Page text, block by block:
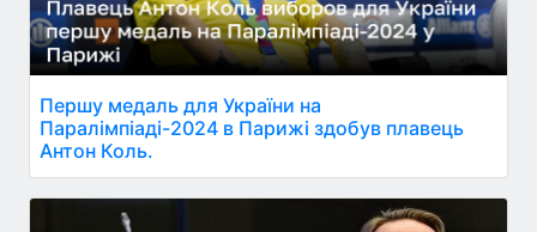
Першу медаль для України на
Паралімпіаді-2024 в Парижі здобув плавець
Антон Коль.